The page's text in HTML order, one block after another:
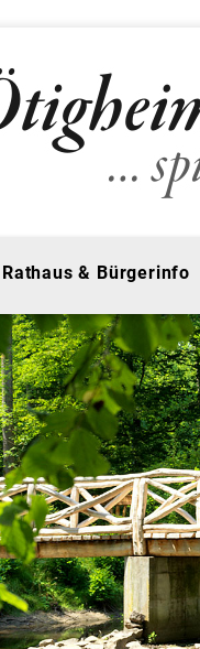
Rathaus & Bürgerinfo